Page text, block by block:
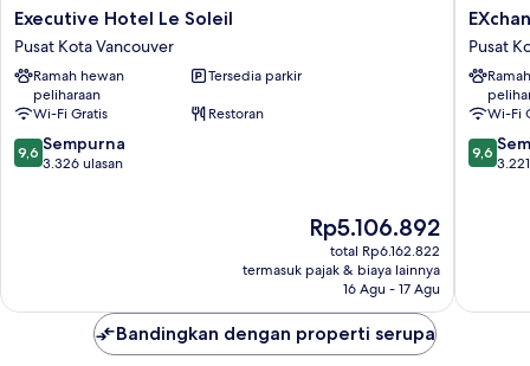
Executive
Hotel
Le
Soleil
Pusat
Kota
Vancouver
Executive Hotel Le Soleil
Pusat Kota Vancouver
Ramah hewan
peliharaan
Tersedia parkir
Wi-Fi Gratis
Restoran
9.6
dari
9,6 Sempurna
3.326 ulasan
Harga
sekarang
Rp5.106.892
Rp5.106.892
total Rp6.162.822
termasuk pajak & biaya lainnya
16 Agu - 17 Agu
Hotel
Pusat
Kota
Pusat
Wi-Fi
9.6
dari
9,6
Bandingkan dengan properti serupa